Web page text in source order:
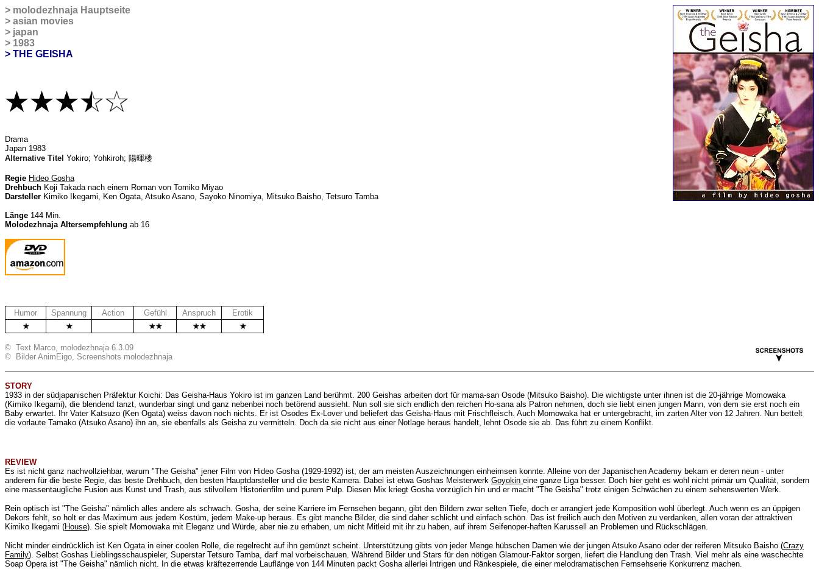
> molodezhnaja Hauptseite
> asian movies
> japan
> 1983
> THE GEISHA
Drama
Japan 1983
Alternative Titel Yokiro; Yohkiroh; 陽暉楼
Regie Hideo Gosha
Drehbuch Koji Takada nach einem Roman von Tomiko Miyao
Darsteller Kimiko Ikegami, Ken Ogata, Atsuko Asano, Sayoko Ninomiya, Mitsuko Baisho, Tetsuro Tamba
Länge 144 Min.
Molodezhnaja Altersempfehlung ab 16
Humor Spannung Action Gefühl Anspruch
Erotik
© Text Marco, molodezhnaja 6.3.09
© Bilder AnimEigo, Screenshots molodezhnaja
STORY
1933 in der südjapanischen Präfektur Koichi: Das Geisha-Haus Yokiro ist im ganzen Land berühmt. 200 Geishas arbeiten dort für mama-san Osode (Mitsuko Baisho). Die wichtigste unter ihnen ist die 20-jährige Momowaka
(Kimiko Ikegami), die blendend tanzt, wunderbar singt und ganz nebenbei noch betörend aussieht. Nun soll sie sich endlich den reichen Ho-sana als Patron nehmen, doch sie liebt einen jungen Mann, von dem sie erst noch ein
Baby erwartet. Ihr Vater Katsuzo (Ken Ogata) weiss davon noch nichts. Er ist Osodes Ex-Lover und beliefert das Geisha-Haus mit Frischfleisch. Auch Momowaka hat er untergebracht, im zarten Alter von 12 Jahren. Nun bettelt
die vorlaute Tamako (Atsuko Asano) ihn an, sie ebenfalls als Geisha zu vermitteln. Doch da sie nicht aus einer Notlage heraus handelt, lehnt Osode sie ab. Das führt zu einem Konflikt.
REVIEW
Es ist nicht ganz nachvollziehbar, warum "The Geisha" jener Film von Hideo Gosha (1929-1992) ist, der am meisten Auszeichnungen einheimsen konnte. Alleine von der Japanischen Academy bekam er deren neun - unter
anderem für die beste Regie, das beste Drehbuch, den besten Hauptdarsteller und die beste Kamera. Dabei ist etwa Goshas Meisterwerk Goyokin eine ganze Liga besser. Doch hier geht es wohl nicht primär um Qualität, sondern
eine massentaugliche Fusion aus Kunst und Trash, aus stilvollem Historienfilm und purem Pulp. Diesen Mix kriegt Gosha vorzüglich hin und er macht "The Geisha" trotz einigen Schwächen zu einem sehenswerten Werk.
Rein optisch ist "The Geisha" nämlich alles andere als schwach. Gosha, der seine Karriere im Fernsehen begann, gibt den Bildern zwar selten Tiefe, doch er arrangiert jede Komposition wohl überlegt. Auch wenn es an üppigen
Dekors fehlt, so holt er das Maximum aus jedem Kostüm, jedem Make-up heraus. Es gibt manche Bilder, die sind daher schlicht und einfach schön. Das ist freilich auch den Motiven zu verdanken, allen voran der attraktiven
Kimiko Ikegami (House). Sie spielt Momowaka mit Eleganz und Würde, aber nie zu erhaben, um nicht Mitleid mit ihr zu haben, auf ihrem Seifenoper-haften Karussell an Problemen und Rückschlägen.
Nicht minder eindrücklich ist Ken Ogata in einer coolen Rolle, die regelrecht auf ihn gemünzt scheint. Unterstützung gibts von jeder Menge hübschen Damen wie der jungen Atsuko Asano oder der reiferen Mitsuko Baisho (Crazy
Family). Selbst Goshas Lieblingsschauspieler, Superstar Tetsuro Tamba, darf mal vorbeischauen. Während Bilder und Stars für den nötigen Glamour-Faktor sorgen, liefert die Handlung den Trash. Viel mehr als eine waschechte
Soap Opera ist "The Geisha" nämlich nicht. In die etwas kräftezerrende Lauflänge von 144 Minuten packt Gosha allerlei Intrigen und Ränkespiele, die einer melodramatischen Fernsehserie Konkurrenz machen.